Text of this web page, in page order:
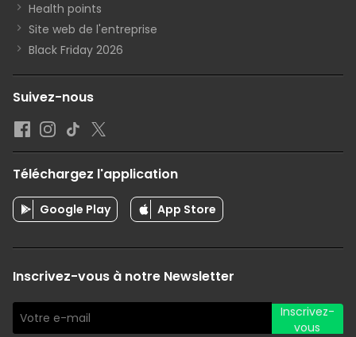
Health points
Site web de l'entreprise
Black Friday 2026
Suivez-nous
Téléchargez l'application
Google Play App Store
Inscrivez-vous à notre Newsletter
Inscrivez-
vous